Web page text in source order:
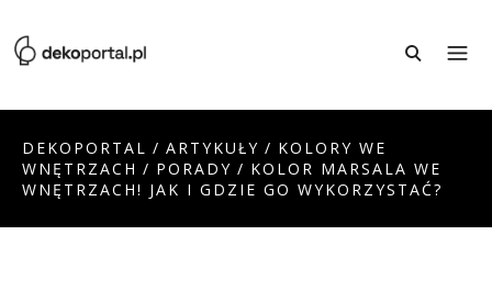
DEKOPORTAL / ARTYKUŁY / KOLORY WE
WNĘTRZACH / PORADY / KOLOR MARSALA WE
WNĘTRZACH! JAK I GDZIE GO WYKORZYSTAĆ?